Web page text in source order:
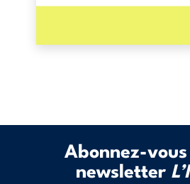
Abonnez-
newsletter